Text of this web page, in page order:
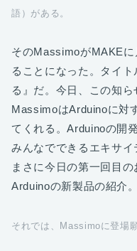
語）がある。
そのMassimoがMAKE
ることになった。タイ
る』だ。今日、この知ら
MassimoはArduinoに対
てくれる。Arduinoの開
みんなでできるエキサイ
まさに今日の第一回目
Arduinoの新製品の紹介。
それでは、Massimoに登場願